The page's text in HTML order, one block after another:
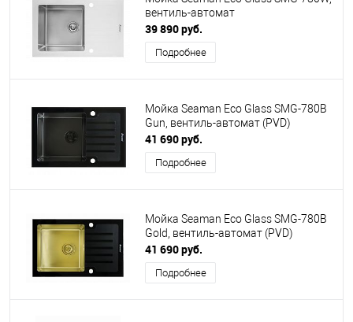
вентиль-автомат
39 890 руб.
Подробнее
Мойка Seaman Eco Glass SMG-780B
Gun, вентиль-автомат (PVD)
41 690 руб.
Подробнее
Мойка Seaman Eco Glass SMG-780B
Gold, вентиль-автомат (PVD)
41 690 руб.
Подробнее